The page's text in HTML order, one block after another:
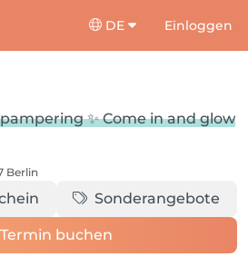
DE Einloggen
✨ Come in and glow
Berlin
Sonderangebote
Termin buchen